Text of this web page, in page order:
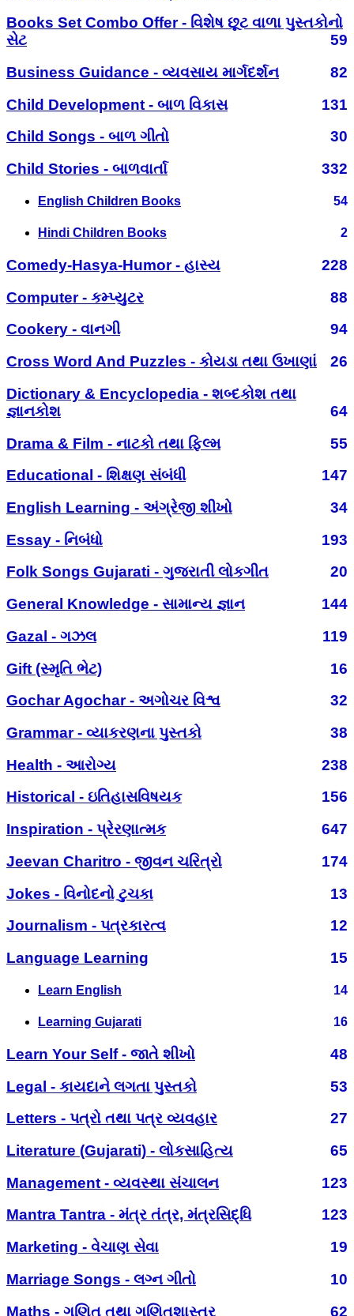
Books Set Combo Offer - વિશેષ છૂટ વાળા પુસ્તકોનો
સેટ
59
Business Guidance - વ્યવસાય માર્ગદર્શન
82
Child Development - બાળ વિકાસ
131
Child Songs - બાળ ગીતો
30
Child Stories - બાળવાર્તા
332
English Children Books 54
Hindi Children Books 2
Comedy-Hasya-Humor - હાસ્ય
228
Computer - કમ્પ્યુટર
88
Cookery - વાનગી
94
Cross Word And Puzzles - કોયડા તથા ઉખાણાં
26
Dictionary & Encyclopedia - શબ્દકોશ તથા
જ્ઞાનકોશ
64
Drama & Film - નાટકો તથા ફિલ્મ
55
Educational - શિક્ષણ સંબંધી
147
English Learning - અંગ્રેજી શીખો
34
Essay - નિબંધો
193
Folk Songs Gujarati - ગુજરાતી લોકગીત
20
General Knowledge - સામાન્ય જ્ઞાન
144
Gazal - ગઝલ
119
Gift (સ્મૃતિ ભેટ)
16
Gochar Agochar - અગોચર વિશ્વ
32
Grammar - વ્યાકરણના પુસ્તકો
38
Health - આરોગ્ય
238
Historical - ઇતિહાસવિષયક
156
Inspiration - પ્રેરણાત્મક
647
Jeevan Charitro - જીવન ચરિત્રો
174
Jokes - વિનોદનો ટુચકા
13
Journalism - પત્રકારત્વ
12
Language Learning
15
Learn English 14
Learning Gujarati 16
Learn Your Self - જાતે શીખો
48
Legal - કાયદાને લગતા પુસ્તકો
53
Letters - પત્રો તથા પત્ર વ્યવહાર
27
Literature (Gujarati) - લોકસાહિત્ય
65
Management - વ્યવસ્થા સંચાલન
123
Mantra Tantra - મંત્ર તંત્ર, મંત્રસિદ્ધિ
123
Marketing - વેચાણ સેવા
19
Marriage Songs - લગ્ન ગીતો
10
Maths - ગણિત તથા ગણિતશાસ્ત્ર
62